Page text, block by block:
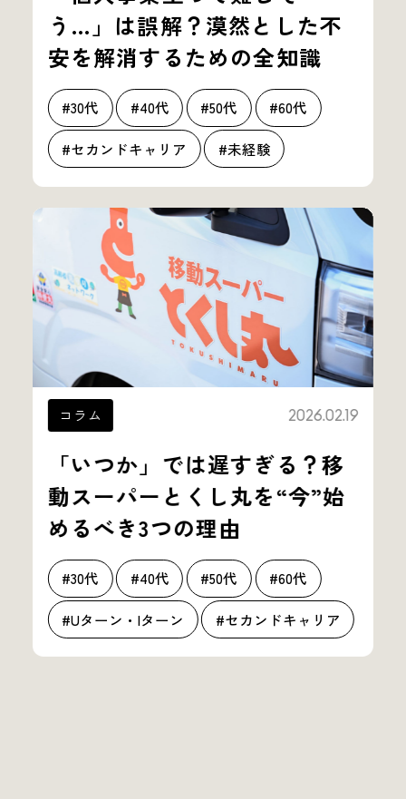
う…」は誤解？漠然とした不
安を解消するための全知識
#30代 #40代 #50代 #60代
#セカンドキャリア #未経験
コラム 2026.02.19
「いつか」では遅すぎる？移
動スーパーとくし丸を“今”始
めるべき3つの理由
#30代 #40代 #50代 #60代
#Uターン・Iターン #セカンドキャリア